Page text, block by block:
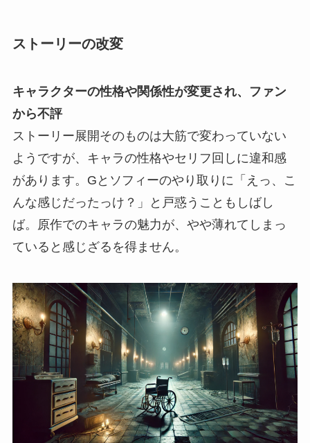
ストーリーの改変
キャラクターの性格や関係性が変更され、ファン
から不評
ストーリー展開そのものは大筋で変わっていない
ようですが、キャラの性格やセリフ回しに違和感
があります。Gとソフィーのやり取りに「えっ、こ
んな感じだったっけ？」と戸惑うこともしばし
ば。原作でのキャラの魅力が、やや薄れてしまっ
ていると感じざるを得ません。